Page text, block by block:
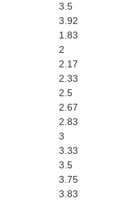
3.5
3.92
1.83
2
2.17
2.33
2.5
2.67
2.83
3
3.33
3.5
3.75
3.83